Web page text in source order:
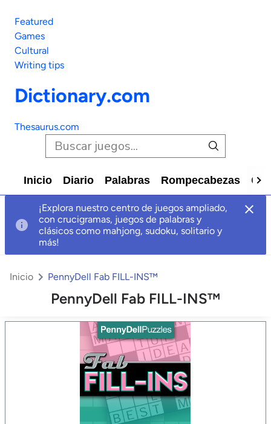
Featured
Games
Cultural
Writing tips
Dictionary.com
Thesaurus.com
Inicio Diario Palabras Rompecabezas
¡Explora nuestro centro de juegos ampliado,
con crucigramas, juegos de palabras y
clásicos como mahjong, sudoku, solitario y
más!
PennyDell Fab FILL-INS™
Inicio PennyDell Fab FILL-INS™